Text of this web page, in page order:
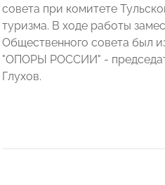
совета при комитете
туризма. В ходе работы
Общественного совета был
"ОПОРЫ РОССИИ" -
Глухов.